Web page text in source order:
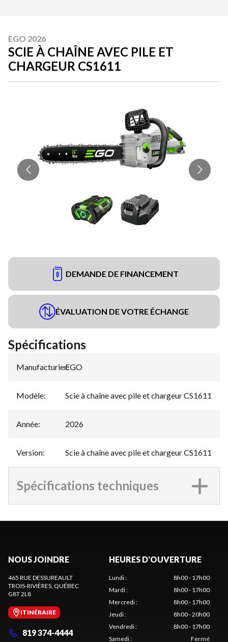
EGO 2026
SCIE À CHAÎNE AVEC PILE ET
CHARGEUR CS1611
DEMANDE DE FINANCEMENT
ÉVALUATION DE VOTRE ÉCHANGE
Spécifications
Manufacturier:
EGO
Modèle: Scie à chaîne avec pile et chargeur CS1611
Année: 2026
Version: Scie à chaîne avec pile et chargeur CS1611
Spécifications techniques
NOUS JOINDRE
465 RUE DESSUREAULT
TROIS-RIVIÈRES, QUÉBEC
G8T 2L8
ITINÉRAIRE
819 374-4444
HEURES D'OUVERTURE
Lundi:
8h00 - 17h00
Mardi:
8h00 - 17h00
Mercredi:
8h00 - 17h00
Jeudi:
8h00 - 20h00
Vendredi:
8h00 - 17h00
Samedi: Fermé